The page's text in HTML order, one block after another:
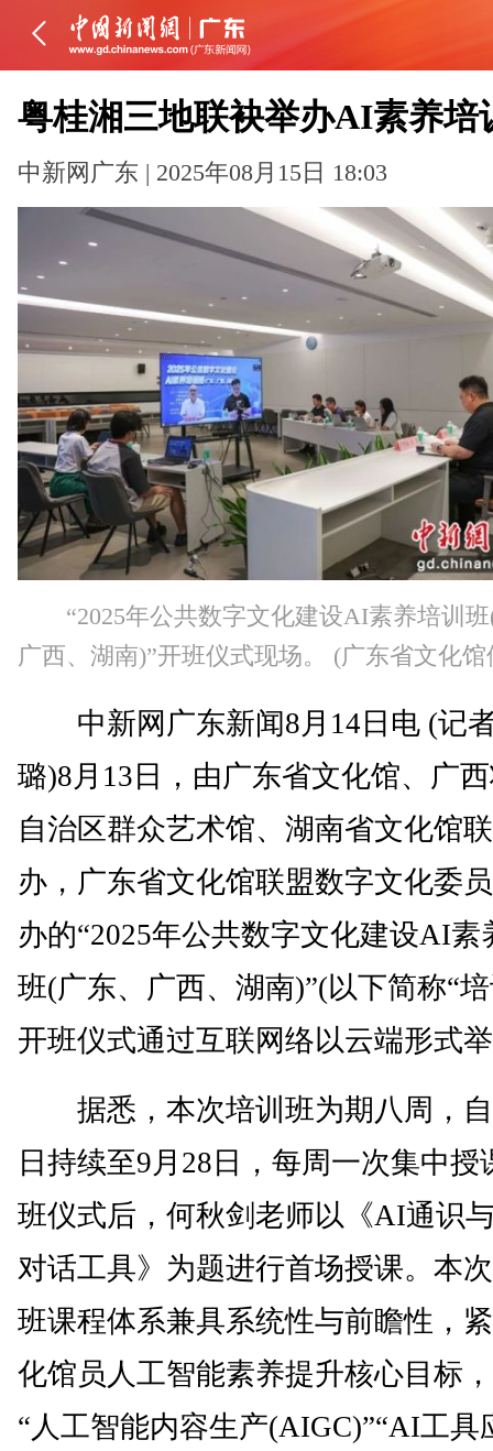
粤桂湘三地联袂举办AI素养培
中新网广东 | 2025年08月15日 18:03
“2025年公共数字文化建设AI素养培训
广西、湖南)”开班仪式现场。 (广东省文化馆
中新网广东新闻8月14日电 (记
璐)8月13日，由广东省文化馆、广
自治区群众艺术馆、湖南省文化馆
办，广东省文化馆联盟数字文化委
办的“2025年公共数字文化建设AI素
班(广东、广西、湖南)”(以下简称“
开班仪式通过互联网络以云端形式
据悉，本次培训班为期八周，自
日持续至9月28日，每周一次集中授
班仪式后，何秋剑老师以《AI通识
对话工具》为题进行首场授课。本
班课程体系兼具系统性与前瞻性，
化馆员人工智能素养提升核心目标
“人工智能内容生产(AIGC)”“AI工具